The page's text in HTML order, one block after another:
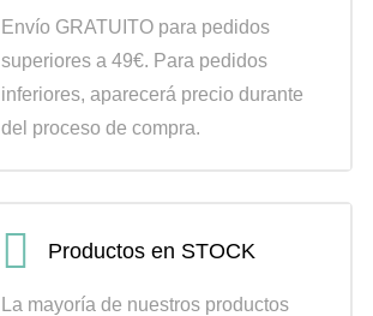
Envío GRATUITO para pedidos
superiores a 49€. Para pedidos
inferiores, aparecerá precio durante
del proceso de compra.
Productos en STOCK
La mayoría de nuestros productos